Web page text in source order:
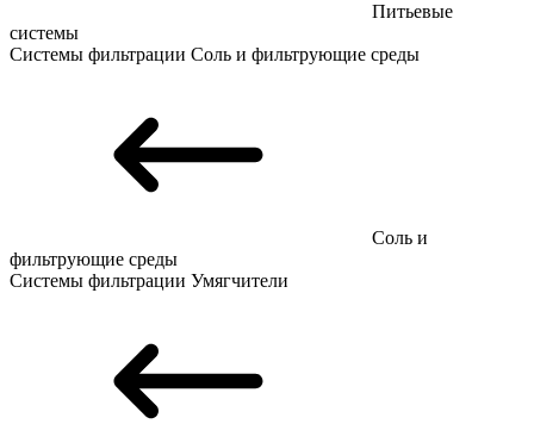
Питьевые
системы
Системы фильтрации Соль и фильтрующие среды
Соль и
фильтрующие среды
Системы фильтрации Умягчители